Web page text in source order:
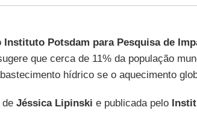
Instituto Potsdam para Pesquisa de
que cerca de 11% da população
hídrico se o aquecimento
de Jéssica Lipinski e publicada pelo